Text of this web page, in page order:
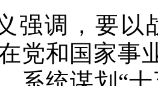
强调，要以
党和国家事